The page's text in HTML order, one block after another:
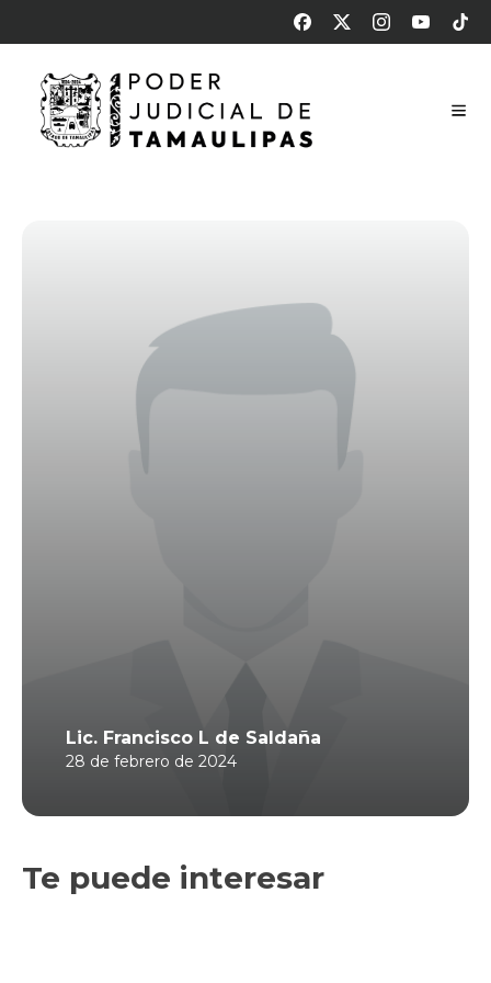
Lic. Francisco L de Saldaña
28 de febrero de 2024
Te puede interesar